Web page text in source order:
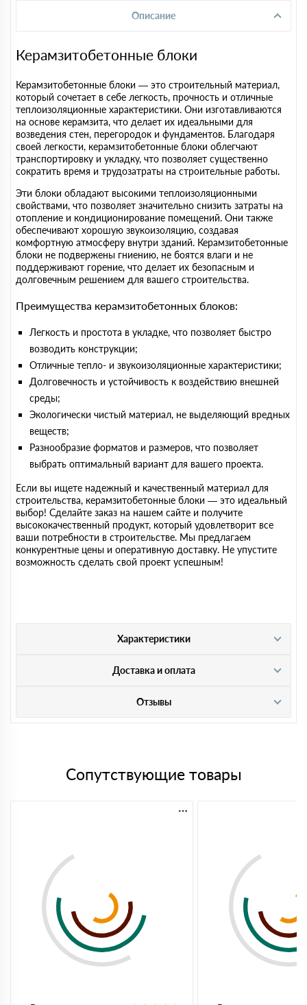
Описание
Керамзитобетонные блоки
Керамзитобетонные блоки — это строительный материал,
который сочетает в себе легкость, прочность и отличные
теплоизоляционные характеристики. Они изготавливаются
на основе керамзита, что делает их идеальными для
возведения стен, перегородок и фундаментов. Благодаря
своей легкости, керамзитобетонные блоки облегчают
транспортировку и укладку, что позволяет существенно
сократить время и трудозатраты на строительные работы.
Эти блоки обладают высокими теплоизоляционными
свойствами, что позволяет значительно снизить затраты на
отопление и кондиционирование помещений. Они также
обеспечивают хорошую звукоизоляцию, создавая
комфортную атмосферу внутри зданий. Керамзитобетонные
блоки не подвержены гниению, не боятся влаги и не
поддерживают горение, что делает их безопасным и
долговечным решением для вашего строительства.
Преимущества керамзитобетонных блоков:
Легкость и простота в укладке, что позволяет быстро
возводить конструкции;
Отличные тепло- и звукоизоляционные характеристики;
Долговечность и устойчивость к воздействию внешней
среды;
Экологически чистый материал, не выделяющий вредных
веществ;
Разнообразие форматов и размеров, что позволяет
выбрать оптимальный вариант для вашего проекта.
Если вы ищете надежный и качественный материал для
строительства, керамзитобетонные блоки — это идеальный
выбор! Сделайте заказ на нашем сайте и получите
высококачественный продукт, который удовлетворит все
ваши потребности в строительстве. Мы предлагаем
конкурентные цены и оперативную доставку. Не упустите
возможность сделать свой проект успешным!
Характеристики
Доставка и оплата
Отзывы
Сопутствующие товары